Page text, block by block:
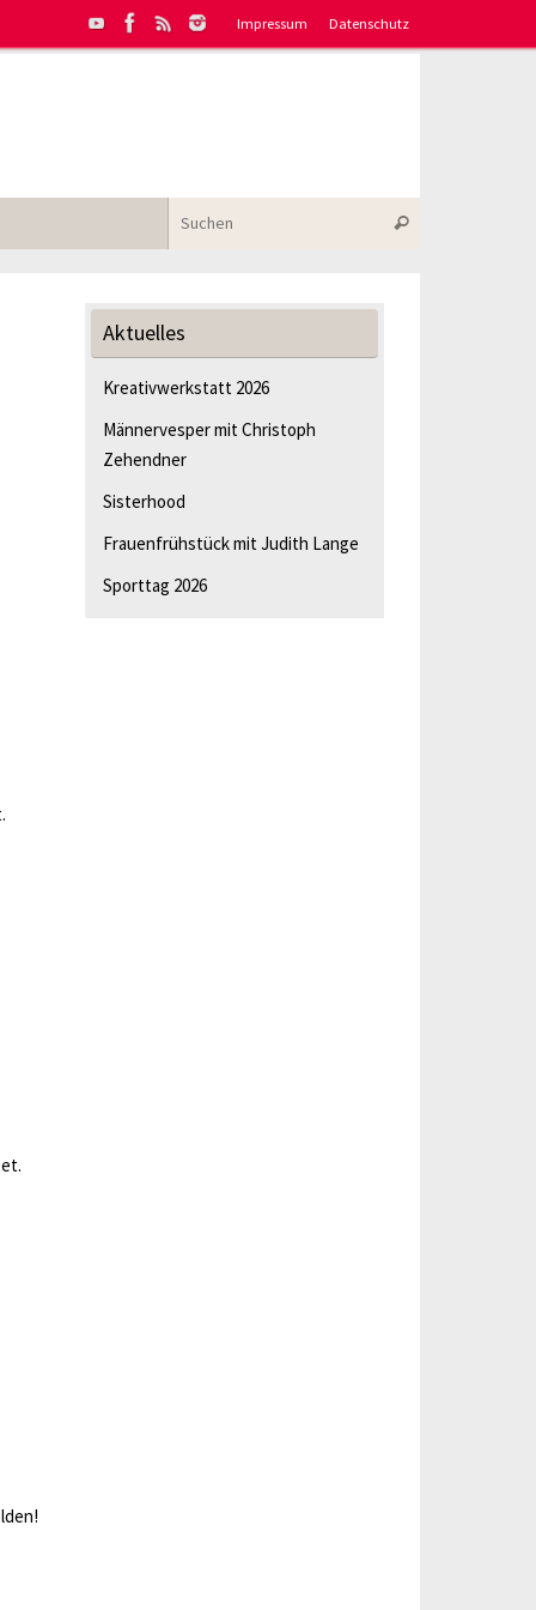
Impressum Datenschutz
Suchen
Aktuelles
Kreativwerkstatt 2026
Männervesper mit Christoph
Zehendner
Sisterhood
Frauenfrühstück mit Judith Lange
Sporttag 2026